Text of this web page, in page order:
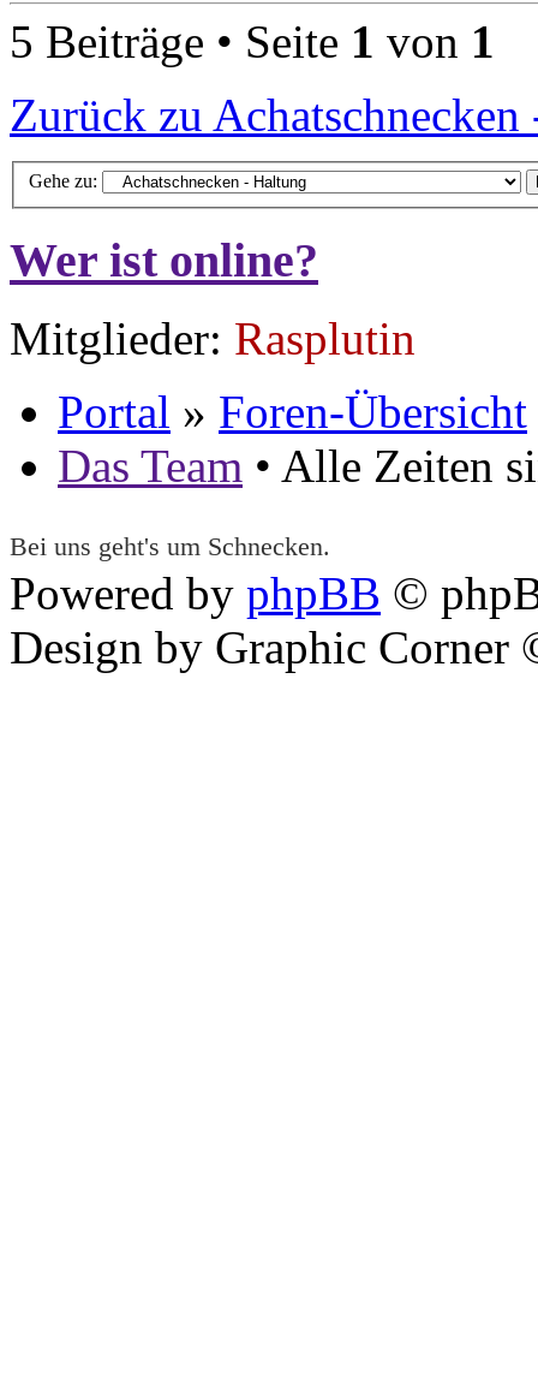
5 Beiträge • Seite 1 von 1
Zurück zu
Gehe zu:
Wer ist online?
Mitglieder: Rasplutin
Portal » Foren-Übersicht
Das Team • Alle Zeiten
Bei uns geht's um Schnecken.
Powered by phpBB ©
Design by Graphic Corner